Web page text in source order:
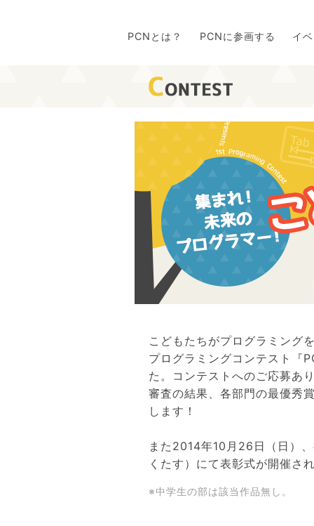
PCNとは？ PCNに参画する イ
こどもたちがプログラミング
プログラミングコンテスト『
た。コンテストへのご応募あ
審査の結果、各部門の最優秀
します！
また2014年10月26日（日）
くたす）にて表彰式が開催さ
※中学生の部は該当作品無し。